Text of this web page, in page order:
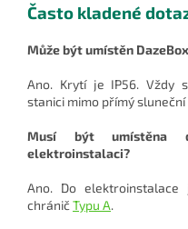
Často kladené
Může být umístěn
Ano. Krytí je IP56. Vždy
stanici mimo přímý sluneční
Musí být umístěna
elektroinstalaci?
Ano. Do
chránič Typu A.